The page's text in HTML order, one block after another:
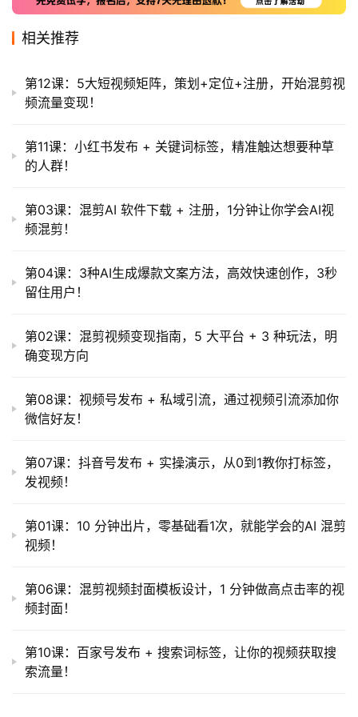
高
级
常
题
相关推荐
第12课：5大短视频矩阵，策划+定位+注册，开始混剪视
频流量变现！
第11课：小红书发布 + 关键词标签，精准触达想要种草
的人群！
第03课：混剪AI 软件下载 + 注册，1分钟让你学会AI视
频混剪！
第04课：3种AI生成爆款文案方法，高效快速创作，3秒
留住用户！
第02课：混剪视频变现指南，5 大平台 + 3 种玩法，明
确变现方向
第08课：视频号发布 + 私域引流，通过视频引流添加你
微信好友！
第07课：抖音号发布 + 实操演示，从0到1教你打标签，
发视频！
第01课：10 分钟出片，零基础看1次，就能学会的AI 混剪
视频！
第06课：混剪视频封面模板设计，1 分钟做高点击率的视
频封面！
第10课：百家号发布 + 搜索词标签，让你的视频获取搜
索流量！